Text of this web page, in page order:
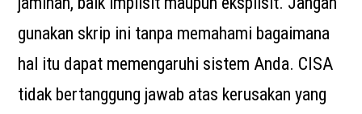
gunakan skrip ini tanpa memahami bagaimana
hal itu dapat memengaruhi sistem Anda. CISA
tidak bertanggung jawab atas kerusakan yang